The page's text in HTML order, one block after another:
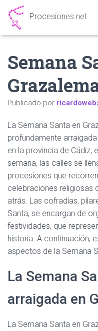
Procesiones.net
Semana
Publicado por
La Semana Santa en
profundamente
en la provincia de Cádiz,
semana, las calles se
procesiones que
celebraciones religiosas
atrás. Las cofradías,
Santa, se encargan de
festividades, que
historia. A continuación,
aspectos de la Semana
La Semana
arraigada en
La Semana Santa en